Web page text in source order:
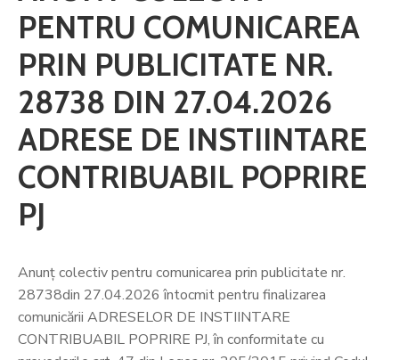
PENTRU COMUNICAREA
PRIN PUBLICITATE NR.
28738 DIN 27.04.2026
ADRESE DE INSTIINTARE
CONTRIBUABIL POPRIRE
PJ
Anunț colectiv pentru comunicarea prin publicitate nr.
28738din 27.04.2026 întocmit pentru finalizarea
comunicării ADRESELOR DE INSTIINTARE
CONTRIBUABIL POPRIRE PJ, în conformitate cu